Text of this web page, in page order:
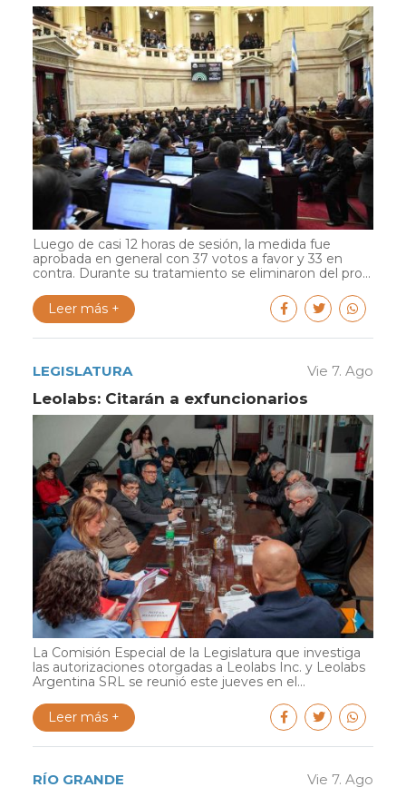
Luego de casi 12 horas de sesión, la medida fue
aprobada en general con 37 votos a favor y 33 en
contra. Durante su tratamiento se eliminaron del pro...
Leer más +
LEGISLATURA Vie 7. Ago
Leolabs: Citarán a exfuncionarios
La Comisión Especial de la Legislatura que investiga
las autorizaciones otorgadas a Leolabs Inc. y Leolabs
Argentina SRL se reunió este jueves en el...
Leer más +
RÍO GRANDE Vie 7. Ago